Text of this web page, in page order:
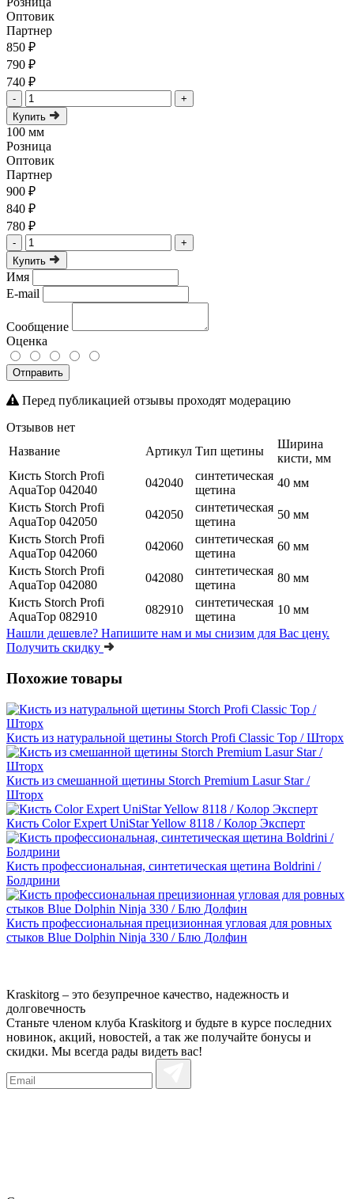
Оптовик
Партнер
850 ₽
790 ₽
740 ₽
-
+
Купить
100 мм
Розница
Оптовик
Партнер
900 ₽
840 ₽
780 ₽
-
+
Купить
Имя
E-mail
Сообщение
Оценка
Отправить
Перед публикацией отзывы проходят модерацию
Отзывов нет
Название
Артикул Тип щетины
Ширина
кисти, мм
Кисть Storch Profi
AquaTop 042040
042040
синтетическая
щетина
40 мм
Кисть Storch Profi
AquaTop 042050
042050
синтетическая
щетина
50 мм
Кисть Storch Profi
AquaTop 042060
042060
синтетическая
щетина
60 мм
Кисть Storch Profi
AquaTop 042080
042080
синтетическая
щетина
80 мм
Кисть Storch Profi
AquaTop 082910
082910
синтетическая
щетина
10 мм
Нашли дешевле? Напишите нам и мы снизим для Вас цену.
Получить скидку
Похожие товары
Кисть из натуральной щетины Storch Profi Classic Top / Шторх
Кисть из смешанной щетины Storch Premium Lasur Star /
Шторх
Кисть Color Expert UniStar Yellow 8118 / Колор Эксперт
Кисть профессиональная, синтетическая щетина Boldrini /
Болдрини
Кисть профессиональная прецизионная угловая для ровных
стыков Blue Dolphin Ninja 330 / Блю Долфин
Kraskitorg – это безупречное качество, надежность и
долговечность
Станьте членом клуба Kraskitorg и будьте в курсе последних
новинок, акций, новостей, а так же получайте бонусы и
скидки. Мы всегда рады видеть вас!